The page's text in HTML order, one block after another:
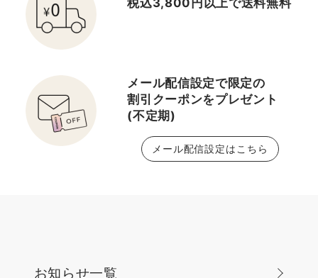
けを聞きたい方に！ ・フ
ァンデ／下地／アイシャ
ドウ／リップ／クレンジ
ど… ＿＿＿＿＿＿＿＿＿
＿＿＿＿＿＿＿＿
税込3,800円以上で送料無料
メール配信設定で限定の
割引クーポンをプレゼント
(不定期)
メール配信設定はこちら
お知らせ一覧